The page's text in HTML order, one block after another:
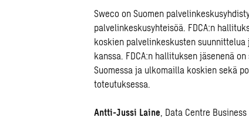
Sweco on Suomen
palvelinkeskusyhteisöä. FDCA:n
koskien palvelinkeskusten
kanssa. FDCA:n hallituksen jäsenenä
Suomessa ja ulkomailla koskien sekä
toteutuksessa.
Antti-Jussi Laine, Data Centre Business